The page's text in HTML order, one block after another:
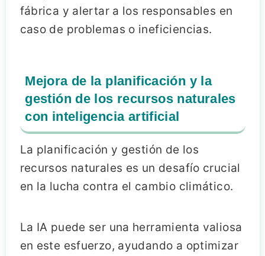
fábrica y alertar a los responsables en
caso de problemas o ineficiencias.
Mejora de la planificación y la
gestión de los recursos naturales
con inteligencia artificial
La planificación y gestión de los
recursos naturales es un desafío crucial
en la lucha contra el cambio climático.
La IA puede ser una herramienta valiosa
en este esfuerzo, ayudando a optimizar